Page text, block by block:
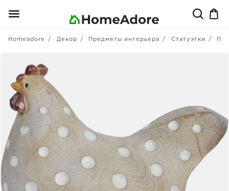
Homeadore Декор Предметы интерьера Статуэтки